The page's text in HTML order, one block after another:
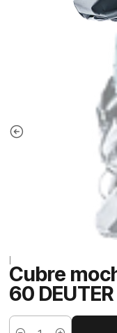
Cubre
60 DEUTER